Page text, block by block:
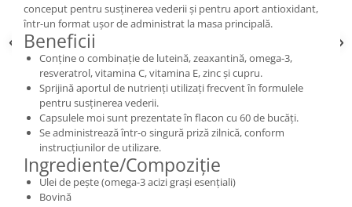
conceput pentru susținerea vederii și pentru aport antioxidant,
într-un format ușor de administrat la masa principală.
Beneficii
Conține o combinație de luteină, zeaxantină, omega-3,
resveratrol, vitamina C, vitamina E, zinc și cupru.
Sprijină aportul de nutrienți utilizați frecvent în formulele
pentru susținerea vederii.
Capsulele moi sunt prezentate în flacon cu 60 de bucăți.
Se administrează într-o singură priză zilnică, conform
instrucțiunilor de utilizare.
Ingrediente/Compoziție
Ulei de pește (omega-3 acizi grași esențiali)
Bovină